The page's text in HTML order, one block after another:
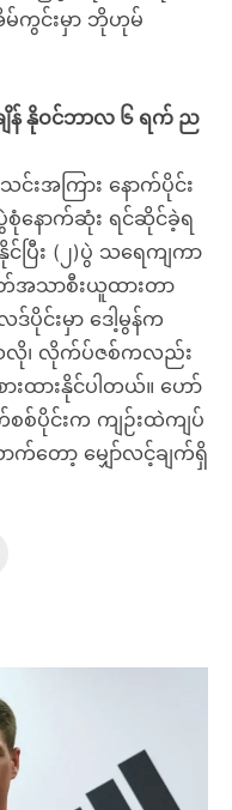
မ်ကွင်းမှာ ဘိုဟုမ်
ျိန် နိုဝင်ဘာလ ၆ ရက် ည
းအကြား နောက်ပိုင်း
နောက်ဆုံး ရင်ဆိုင်ခဲ့ရ
ပြီး (၂)ပွဲ သရေကျကာ
သာစီးယူထားတာ
င်းမှာ ဒေါ့မွန်က
လို၊ လိုက်ပ်ဇစ်ကလည်း
ထားနိုင်ပါတယ်။ ဟော်
စစ်ပိုင်းက ကျဉ်းထဲကျပ်
က်တော့ မျှော်လင့်ချက်ရှိ